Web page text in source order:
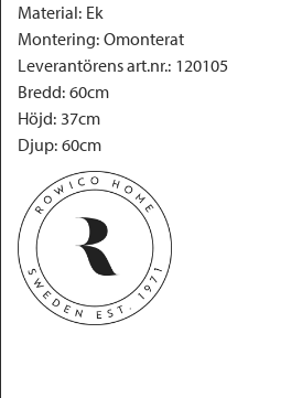
Material: Ek
Montering: Omonterat
Leverantörens art.nr.: 120105
Bredd: 60cm
Höjd: 37cm
Djup: 60cm